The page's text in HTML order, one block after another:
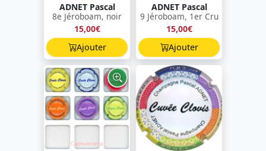
ADNET Pascal
8e Jéroboam, noir
15,00€
Ajouter
ADNET Pascal
9 Jéroboam, 1er Cru
15,00€
Ajouter